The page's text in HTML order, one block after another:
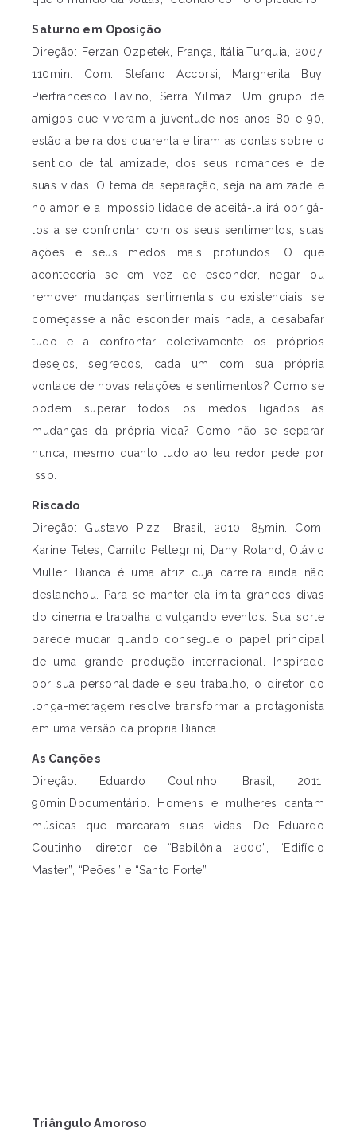
Saturno em Oposição
Direção: Ferzan Ozpetek, França, Itália,Turquia, 2007,
110min. Com: Stefano Accorsi, Margherita Buy,
Pierfrancesco Favino, Serra Yilmaz. Um grupo de
amigos que viveram a juventude nos anos 80 e 90,
estão a beira dos quarenta e tiram as contas sobre o
sentido de tal amizade, dos seus romances e de
suas vidas. O tema da separação, seja na amizade e
no amor e a impossibilidade de aceitá-la irá obrigá-
los a se confrontar com os seus sentimentos, suas
ações e seus medos mais profundos. O que
aconteceria se em vez de esconder, negar ou
remover mudanças sentimentais ou existenciais, se
começasse a não esconder mais nada, a desabafar
tudo e a confrontar coletivamente os próprios
desejos, segredos, cada um com sua própria
vontade de novas relações e sentimentos? Como se
podem superar todos os medos ligados às
mudanças da própria vida? Como não se separar
nunca, mesmo quanto tudo ao teu redor pede por
isso.
Riscado
Direção: Gustavo Pizzi, Brasil, 2010, 85min. Com:
Karine Teles, Camilo Pellegrini, Dany Roland, Otávio
Muller. Bianca é uma atriz cuja carreira ainda não
deslanchou. Para se manter ela imita grandes divas
do cinema e trabalha divulgando eventos. Sua sorte
parece mudar quando consegue o papel principal
de uma grande produção internacional. Inspirado
por sua personalidade e seu trabalho, o diretor do
longa-metragem resolve transformar a protagonista
em uma versão da própria Bianca.
As Canções
Direção: Eduardo Coutinho, Brasil, 2011,
90min.Documentário. Homens e mulheres cantam
músicas que marcaram suas vidas. De Eduardo
Coutinho, diretor de “Babilônia 2000”, “Edifício
Master”, “Peões” e “Santo Forte”.
Triângulo Amoroso